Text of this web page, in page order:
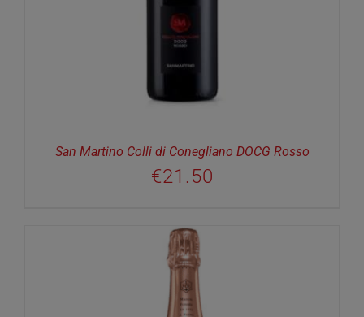
San Martino Colli di Conegliano DOCG Rosso
€21.50